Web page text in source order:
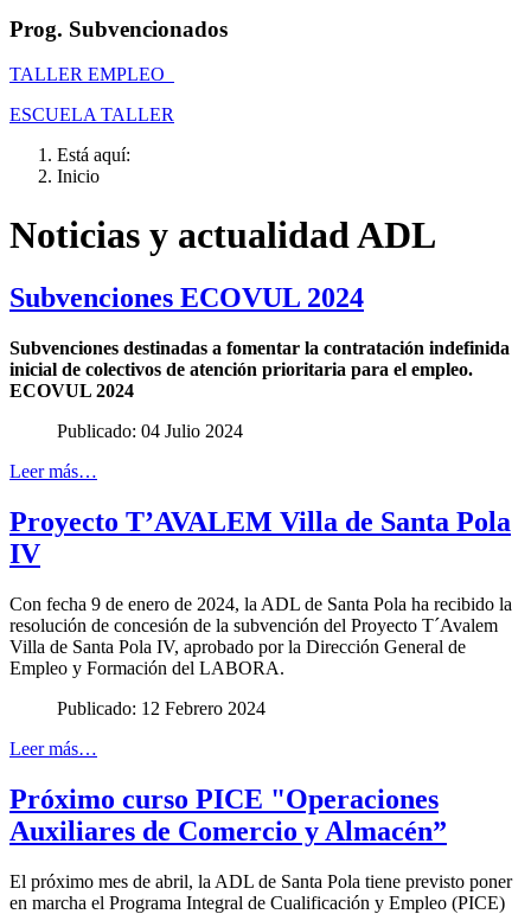
Prog. Subvencionados
TALLER EMPLEO
ESCUELA TALLER
Está aquí:
Inicio
Noticias y actualidad ADL
Subvenciones ECOVUL 2024
Subvenciones destinadas a fomentar la contratación indefinida
inicial de colectivos de atención prioritaria para el empleo.
ECOVUL 2024
Publicado: 04 Julio 2024
Leer más…
Proyecto T’AVALEM Villa de Santa Pola
IV
Con fecha 9 de enero de 2024, la ADL de Santa Pola ha recibido la
resolución de concesión de la subvención del Proyecto T´Avalem
Villa de Santa Pola IV, aprobado por la Dirección General de
Empleo y Formación del LABORA.
Publicado: 12 Febrero 2024
Leer más…
Próximo curso PICE "Operaciones
Auxiliares de Comercio y Almacén”
El próximo mes de abril, la ADL de Santa Pola tiene previsto poner
en marcha el Programa Integral de Cualificación y Empleo (PICE)